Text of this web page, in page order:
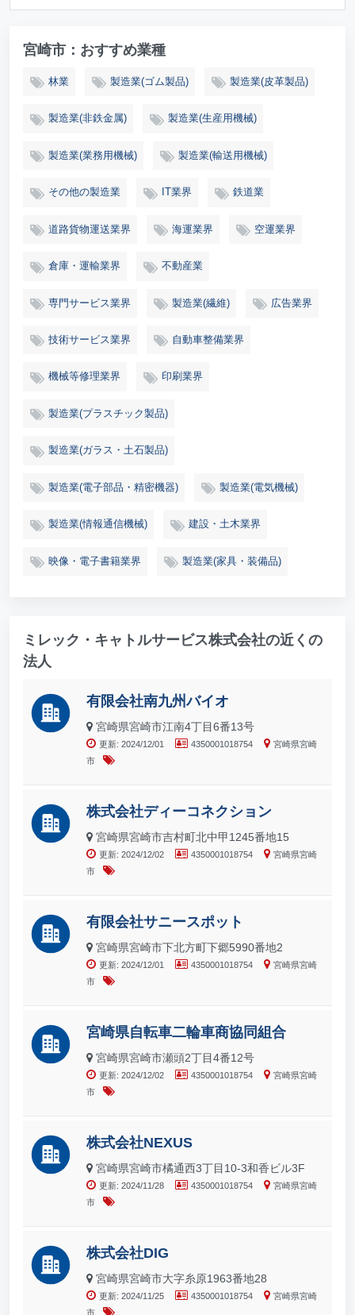
宮崎市：おすすめ業種
林業 製造業(ゴム製品) 製造業(皮革製品)
製造業(非鉄金属) 製造業(生産用機械)
製造業(業務用機械) 製造業(輸送用機械)
その他の製造業 IT業界 鉄道業
道路貨物運送業界 海運業界 空運業界
倉庫・運輸業界 不動産業
専門サービス業界 製造業(繊維) 広告業界
技術サービス業界 自動車整備業界
機械等修理業界 印刷業界
製造業(プラスチック製品)
製造業(ガラス・土石製品)
製造業(電子部品・精密機器) 製造業(電気機械)
製造業(情報通信機械) 建設・土木業界
映像・電子書籍業界 製造業(家具・装備品)
ミレック・キャトルサービス株式会社の近くの
法人
有限会社南九州バイオ
宮崎県宮崎市江南4丁目6番13号
更新: 2024/12/01 4350001018754
宮崎県宮崎
市
株式会社ディーコネクション
宮崎県宮崎市吉村町北中甲1245番地15
更新: 2024/12/02 4350001018754
宮崎県宮崎
市
有限会社サニースポット
宮崎県宮崎市下北方町下郷5990番地2
更新: 2024/12/01 4350001018754
宮崎県宮崎
市
宮崎県自転車二輪車商協同組合
宮崎県宮崎市瀬頭2丁目4番12号
更新: 2024/12/02 4350001018754
宮崎県宮崎
市
株式会社NEXUS
宮崎県宮崎市橘通西3丁目10-3和香ビル3F
更新: 2024/11/28 4350001018754
宮崎県宮崎
市
株式会社DIG
宮崎県宮崎市大字糸原1963番地28
更新: 2024/11/25 4350001018754
宮崎県宮崎
市